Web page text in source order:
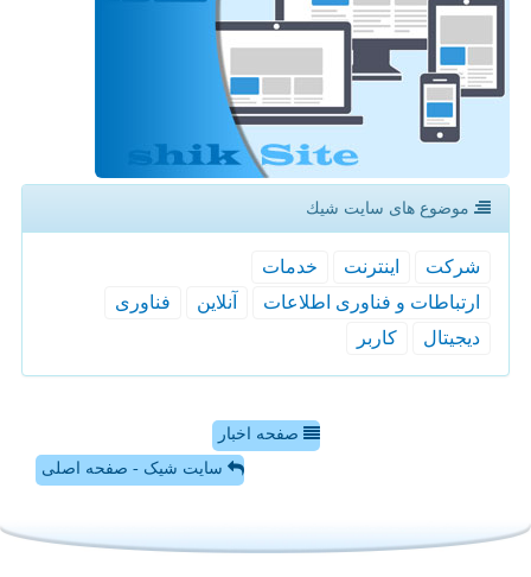
موضوع های سایت شیك
شركت اینترنت
خدمات
ارتباطات و فناوری اطلاعات
آنلاین
فناوری
دیجیتال
كاربر
صفحه اخبار
سایت شیک - صفحه اصلی